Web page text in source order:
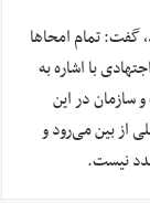
گفت: تمام امحاها
با اشاره به
سازمان در این
از بین می‌رود و
نیست.